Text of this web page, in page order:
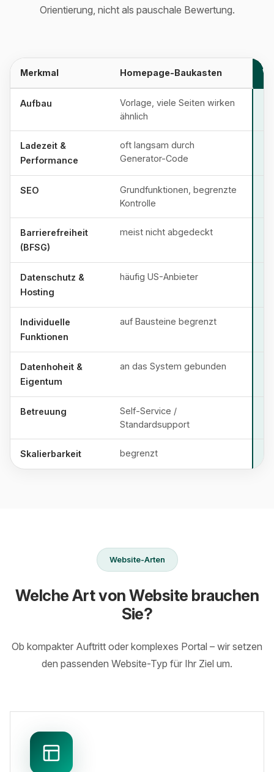
Orientierung, nicht als pauschale Bewertung.
Merkmal Homepage-Baukasten
Aufbau
Vorlage, viele Seiten wirken
ähnlich
Ladezeit &
Performance
oft langsam durch
Generator-Code
SEO
Grundfunktionen, begrenzte
Kontrolle
Barrierefreiheit
(BFSG)
meist nicht abgedeckt
Datenschutz &
Hosting
häufig US-Anbieter
Individuelle
Funktionen
auf Bausteine begrenzt
Datenhoheit &
Eigentum
an das System gebunden
Betreuung
Self-Service /
Standardsupport
Skalierbarkeit begrenzt
Website-Arten
Welche Art von Website brauchen
Sie?
Ob kompakter Auftritt oder komplexes Portal – wir setzen
den passenden Website-Typ für Ihr Ziel um.